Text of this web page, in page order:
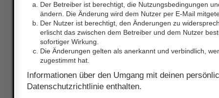
Der Betreiber ist berechtigt, die Nutzungsbedingungen
ändern. Die Änderung wird dem Nutzer per E-Mail
Der Nutzer ist berechtigt, den Änderungen zu
erlischt das zwischen dem Betreiber und dem Nutzer
sofortiger Wirkung.
Die Änderungen gelten als anerkannt und verbindlich,
zugestimmt hat.
Informationen über den Umgang mit deinen
Datenschutzrichtlinie enthalten.